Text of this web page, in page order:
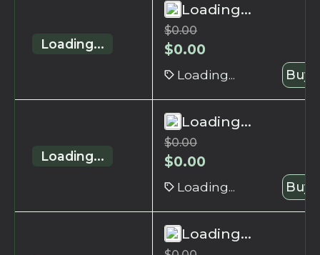
Loading...
Loading...
$0.00
$0.00
Loading... Buy
Loading...
Loading...
$0.00
$0.00
Loading... Buy
Loading...